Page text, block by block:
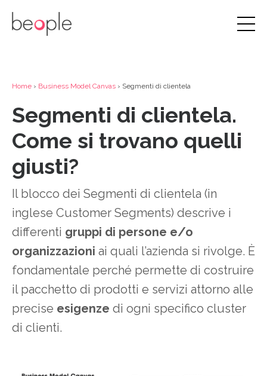
Home › Business Model Canvas › Segmenti di clientela
Segmenti di clientela.
Come si trovano quelli
giusti?
Il blocco dei Segmenti di clientela (in
inglese Customer Segments) descrive i
differenti gruppi di persone e/o
organizzazioni ai quali l’azienda si rivolge. È
fondamentale perché permette di costruire
il pacchetto di prodotti e servizi attorno alle
precise esigenze di ogni specifico cluster
di clienti.